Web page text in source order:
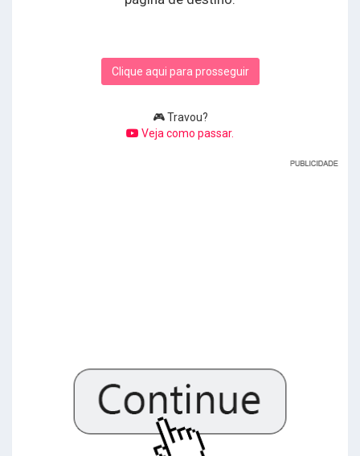
Clique aqui para prosseguir
🎮 Travou?
Veja como passar.